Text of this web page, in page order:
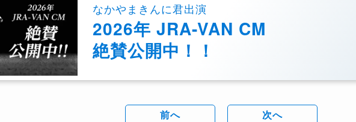
なかやまきんに君出演
2026年 JRA-VAN CM
絶賛公開中！！
前へ 次へ